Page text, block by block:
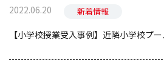
2022.06.20 新着情報
【小学校授業受入事例】近隣小学校プ